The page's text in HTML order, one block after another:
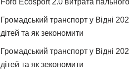
Ford Ecosport 2.0 витрата пального
Громадський транспорт у Відні
дітей та як зекономити
Громадський транспорт у Відні
дітей та як зекономити